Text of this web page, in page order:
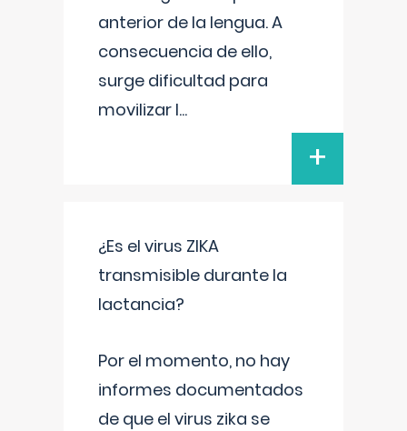
anterior de la lengua. A
consecuencia de ello,
surge dificultad para
movilizar l...
+
¿Es el virus ZIKA
transmisible durante la
lactancia?
Por el momento, no hay
informes documentados
de que el virus zika se